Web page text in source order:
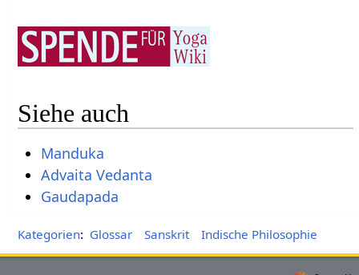
Siehe auch
Manduka
Advaita Vedanta
Gaudapada
Kategorien: Glossar Sanskrit Indische Philosophie